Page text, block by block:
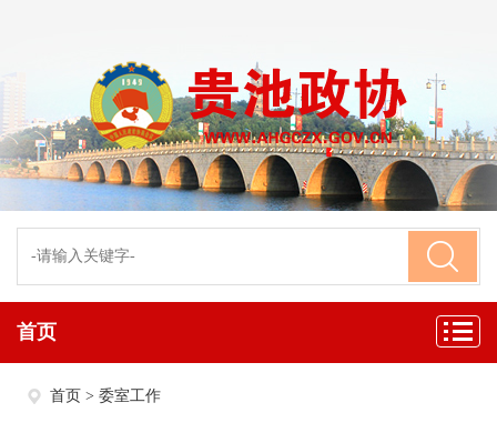
首页
首页 > 委室工作